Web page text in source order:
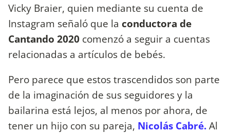
Vicky Braier, quien mediante su cuenta de
Instagram señaló que la conductora de
Cantando 2020 comenzó a seguir a cuentas
relacionadas a artículos de bebés.
Pero parece que estos trascendidos son parte
de la imaginación de sus seguidores y la
bailarina está lejos, al menos por ahora, de
tener un hijo con su pareja, Nicolás Cabré.Al